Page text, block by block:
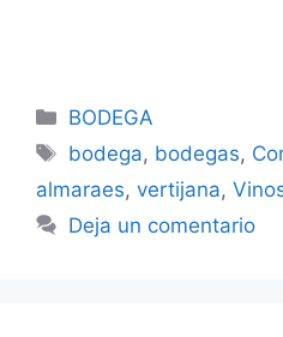
Categorías
BODEGA
Etiquetas
bodega, bodegas,
almaraes, vertijana,
Deja un comentario